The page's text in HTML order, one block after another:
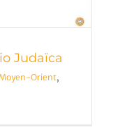
Judaïca
Orient,